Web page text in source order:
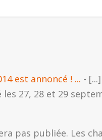
est annoncé ! ... -
27, 28 et 29
pas publiée. Les